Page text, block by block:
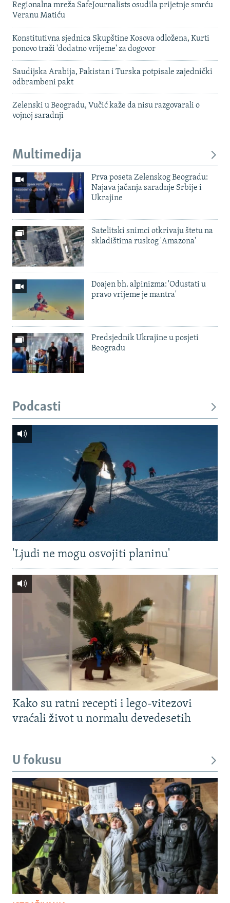
Regionalna mreža SafeJournalists osudila prijetnje smrću
Veranu Matiću
Konstitutivna sjednica Skupštine Kosova odložena, Kurti
ponovo traži 'dodatno vrijeme' za dogovor
Saudijska Arabija, Pakistan i Turska potpisale zajednički
odbrambeni pakt
Zelenski u Beogradu, Vučić kaže da nisu razgovarali o
vojnoj saradnji
Multimedija
Prva poseta Zelenskog Beogradu:
Najava jačanja saradnje Srbije i
Ukrajine
Satelitski snimci otkrivaju štetu na
skladištima ruskog 'Amazona'
Doajen bh. alpinizma: 'Odustati u
pravo vrijeme je mantra'
Predsjednik Ukrajine u posjeti
Beogradu
Podcasti
'Ljudi ne mogu osvojiti planinu'
Kako su ratni recepti i lego-vitezovi
vraćali život u normalu devedesetih
U fokusu